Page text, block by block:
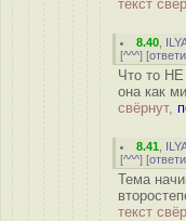
текст
8.40
[^^^] [
Что то
она как
свёрнут,
8.41
[^^^] [
Тема
текст